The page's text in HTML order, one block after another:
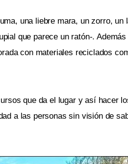
una liebre mara, un zorro, un
que parece un ratón-.
con materiales reciclados
que da el lugar y así hacer
a las personas sin visión de